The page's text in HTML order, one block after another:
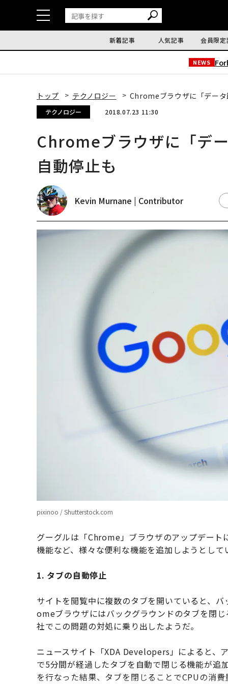
新着記事 人気記事 会員限定
NEWS
トップ テクノロジー Chromeブラウザに「デー
テクノロジー 2018.07.23 11:30
Chromeブラウザに「デ
自動停止も
Kevin Murnane | Contributor
pixinoo / Shutterstock.com
グーグルは「Chrome」ブラウザのアップデー
機能など、様々な便利な機能を追加しようとし
1. タブの自動停止
サイトを閲覧中に複数のタブを開いていると、
omeブラウザにはバックグラウンドのタブを閉
社でこの問題の対処に乗り出したようだ。
ニュースサイト「XDA Developers」によると、
で5分間が経過したタブを自動で閉じる機能が追
を行なった結果、タブを閉じることでCPUの消